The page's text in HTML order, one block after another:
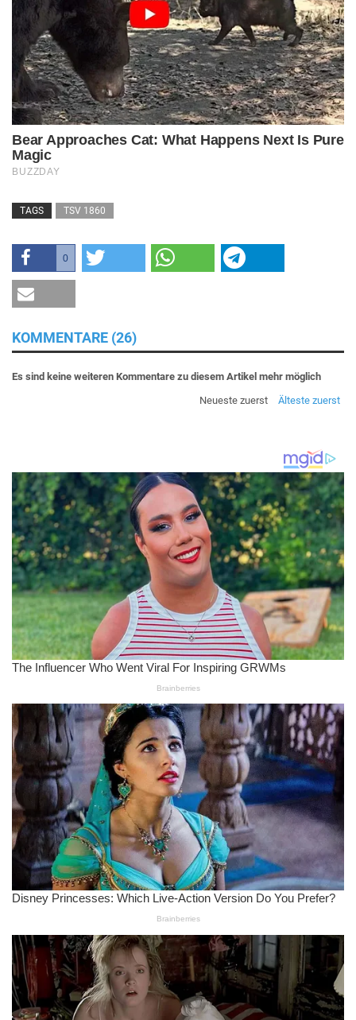
TAGS TSV 1860
0
KOMMENTARE (26)
Es sind keine weiteren Kommentare zu diesem Artikel mehr möglich
Neueste zuerst
Älteste zuerst